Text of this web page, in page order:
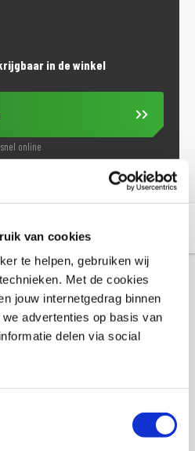
van cookies
te helpen, gebruiken wij
Met de cookies
jouw internetgedrag binnen
advertenties op basis van
delen via social
in de winkel
online